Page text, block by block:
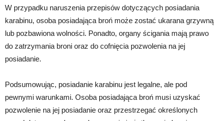
W przypadku naruszenia przepisów dotyczących posiadania
karabinu, osoba posiadająca broń może zostać ukarana grzywną
lub pozbawiona wolności. Ponadto, organy ścigania mają prawo
do zatrzymania broni oraz do cofnięcia pozwolenia na jej
posiadanie.
Podsumowując, posiadanie karabinu jest legalne, ale pod
pewnymi warunkami. Osoba posiadająca broń musi uzyskać
pozwolenie na jej posiadanie oraz przestrzegać określonych